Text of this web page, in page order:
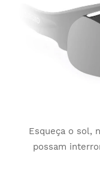
Esqueça o sol,
possam
Graças à sua